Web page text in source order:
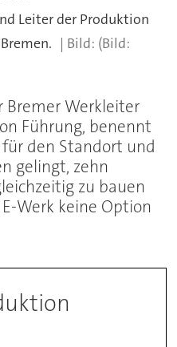
Leiter der Produktion
(Bild:
Werkleiter
Führung, benennt
den Standort und
gelingt, zehn
zu bauen
Werk keine Option